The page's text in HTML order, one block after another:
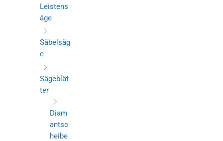
Leistens
äge
Säbelsäg
e
Sägeblät
ter
Diam
antsc
heibe